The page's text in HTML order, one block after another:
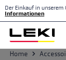
Zum Hauptinhalt
Der Einkauf in
Informationen
Home